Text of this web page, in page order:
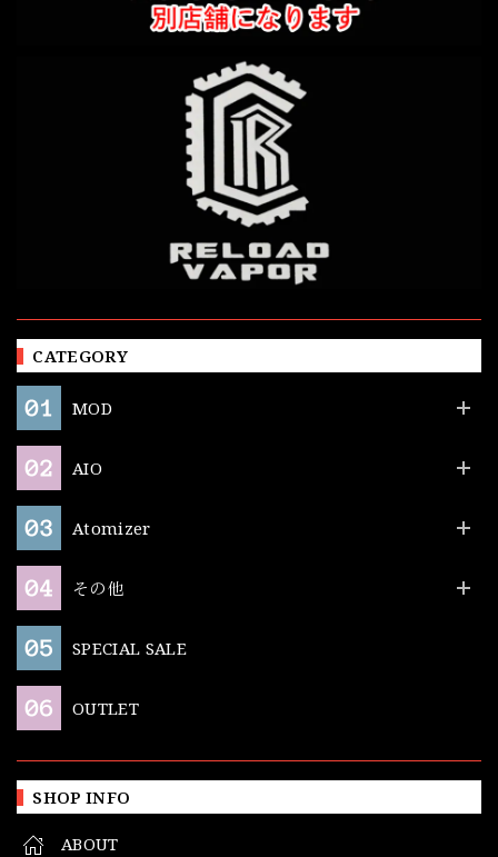
CATEGORY
MOD
AIO
Atomizer
その他
SPECIAL SALE
OUTLET
SHOP INFO
ABOUT